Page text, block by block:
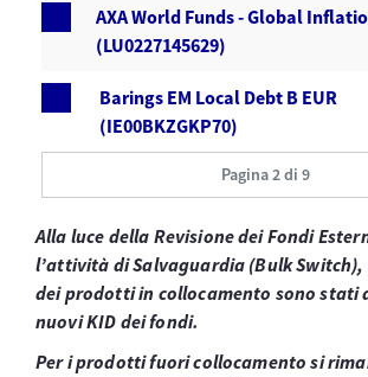
AXA World Funds - Global
(LU0227145629)
Barings EM Local Debt B EUR
(IE00BKZGKP70)
Pagina 2 di 9
Alla luce della Revisione dei Fondi
l’attività di Salvaguardia (Bulk Switch),
dei prodotti in collocamento sono stati
nuovi KID dei fondi.
Per i prodotti fuori collocamento si